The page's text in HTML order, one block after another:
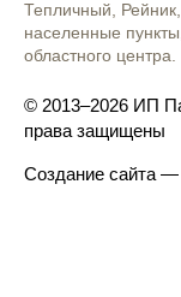
Тепличный,
населенные
областного центра.
© 2013–2026 ИП
права защищены
Создание сайта —